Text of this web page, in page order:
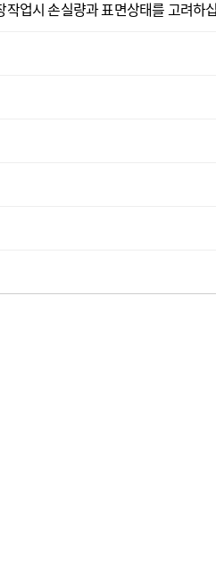
업시 손실량과 표면상태를 고려하